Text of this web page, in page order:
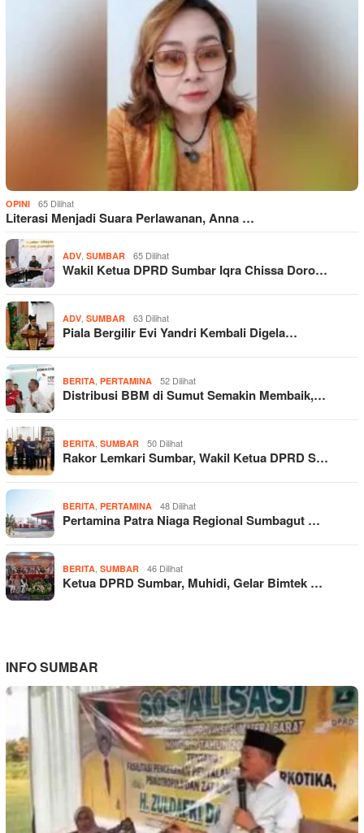
OPINI 65 Dilihat
Literasi Menjadi Suara Perlawanan, Anna …
ADV SUMBAR 65 Dilihat
Wakil Ketua DPRD Sumbar Iqra Chissa Doro…
ADV SUMBAR 63 Dilihat
Piala Bergilir Evi Yandri Kembali Digela…
BERITA PERTAMINA 52 Dilihat
Distribusi BBM di Sumut Semakin Membaik,…
BERITA SUMBAR 50 Dilihat
Rakor Lemkari Sumbar, Wakil Ketua DPRD S…
BERITA PERTAMINA 48 Dilihat
Pertamina Patra Niaga Regional Sumbagut …
BERITA SUMBAR 46 Dilihat
Ketua DPRD Sumbar, Muhidi, Gelar Bimtek …
INFO SUMBAR